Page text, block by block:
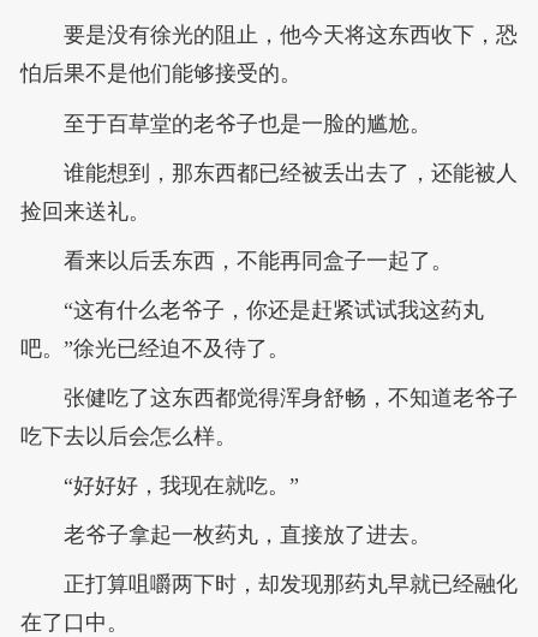
要是没有徐光的阻止，他今天将这东西收下，恐
怕后果不是他们能够接受的。
至于百草堂的老爷子也是一脸的尴尬。
谁能想到，那东西都已经被丢出去了，还能被人
捡回来送礼。
看来以后丢东西，不能再同盒子一起了。
“这有什么老爷子，你还是赶紧试试我这药丸
吧。”徐光已经迫不及待了。
张健吃了这东西都觉得浑身舒畅，不知道老爷子
吃下去以后会怎么样。
“好好好，我现在就吃。”
老爷子拿起一枚药丸，直接放了进去。
正打算咀嚼两下时，却发现那药丸早就已经融化
在了口中。